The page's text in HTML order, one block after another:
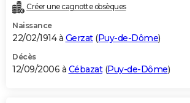
Créer une cagnotte obsèques
Naissance
22/02/1914 à Gerzat(Puy-de-Dôme)
Décès
12/09/2006 à Cébazat(Puy-de-Dôme)